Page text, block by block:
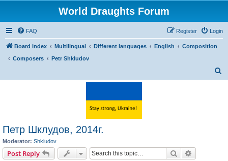
World Draughts Forum
FAQ Login
Register
Board index Multilingual Different languages English
Composition
Composers
Petr Shkludov
Петр Шклудов, 2014г.
Moderator: Shkludov
Post Reply Search